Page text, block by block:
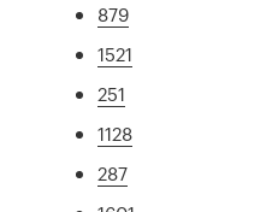
879
1521
251
1128
287